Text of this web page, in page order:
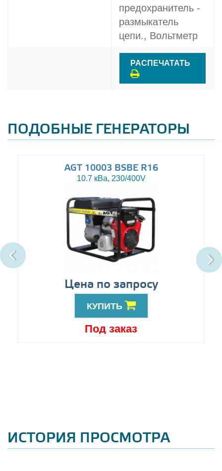
предохранитель -
размыкатель
цепи., Вольтметр
РАСПЕЧАТАТЬ
ПОДОБНЫЕ ГЕНЕРАТОРЫ
AGT 10003 BSBE R16
10.7 кВа, 230/400V
Цена по запросу
КУПИТЬ
Под заказ
ИСТОРИЯ ПРОСМОТРА